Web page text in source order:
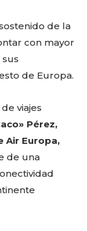
de la
con mayor
de Europa.
viajes
Pérez,
Air Europa,
de una